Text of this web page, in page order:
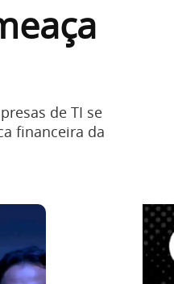
de TI se
financeira da